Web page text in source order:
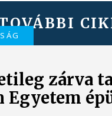
zárva
Egyetem